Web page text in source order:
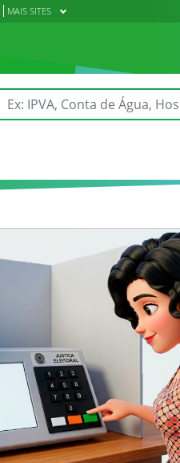
MAIS SITES